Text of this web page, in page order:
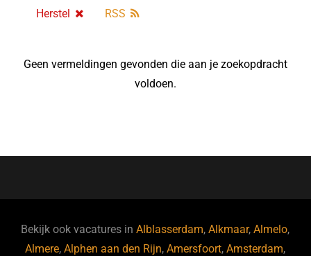
Herstel
RSS
Geen vermeldingen gevonden die aan je zoekopdracht
voldoen.
Bekijk ook vacatures inAlblasserdam,Alkmaar,Almelo,
Almere,Alphen aan den Rijn,Amersfoort,Amsterdam,